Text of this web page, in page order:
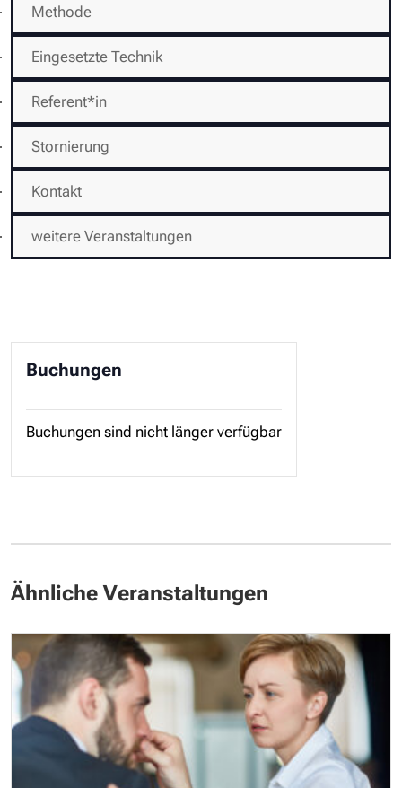
Methode
Eingesetzte Technik
Referent*in
Stornierung
Kontakt
weitere Veranstaltungen
Buchungen
Buchungen sind nicht länger verfügbar
Ähnliche Veranstaltungen